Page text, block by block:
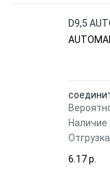
D9,5
Наличие
Отгрузка
6.17 p.